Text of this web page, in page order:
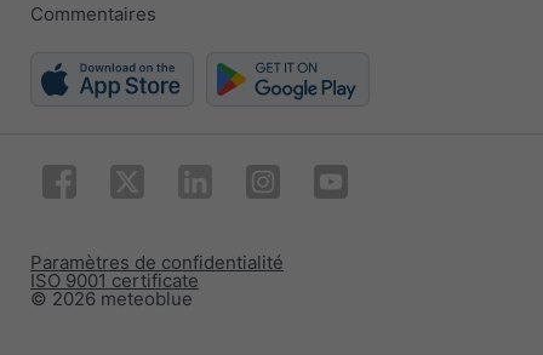
Commentaires
© 2026 meteoblue
ISO 9001 certificate
Paramètres de confidentialité